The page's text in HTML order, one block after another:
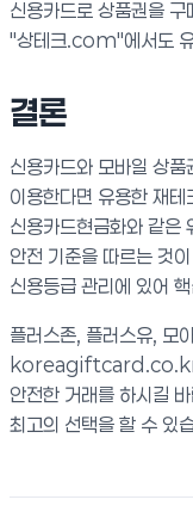
신용카드로 상품권을
"상테크.com"에서도
결론
신용카드와 모바일 상
이용한다면 유용한 재
신용카드현금화와 같은
안전 기준을 따르는 것
신용등급 관리에 있어
플러스존, 플러스유, 모
koreagiftcard.co.kr에
안전한 거래를 하시길
최고의 선택을 할 수 있